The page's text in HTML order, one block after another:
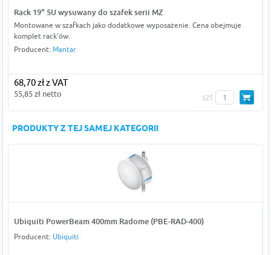
Rack 19" 5U wysuwany do szafek serii MZ
Montowane w szafkach jako dodatkowe wyposażenie. Cena obejmuje
komplet rack'ów.
Producent: Mantar
68,70 zł z VAT
55,85 zł netto szt
PRODUKTY Z TEJ SAMEJ KATEGORII
Ubiquiti PowerBeam 400mm Radome (PBE-RAD-400)
Producent: Ubiquiti